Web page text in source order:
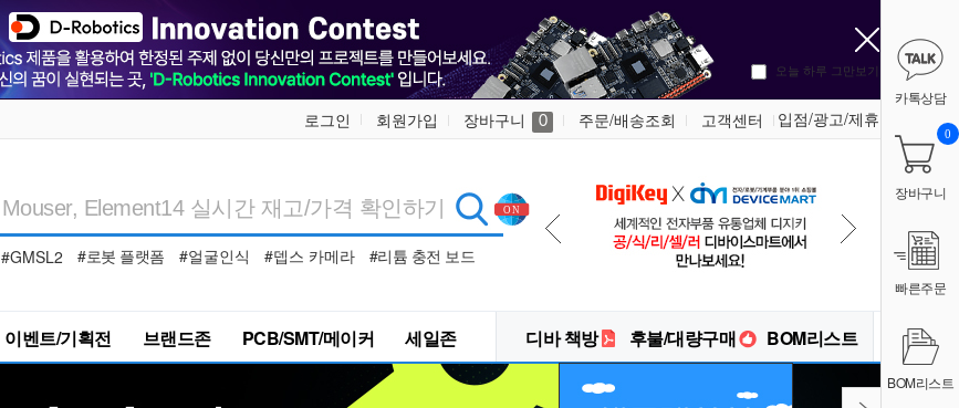
오늘 하루 그만보기
로그인 회원가입 장바구니 0 주문/배송조회 고객센터 입점/광고/제휴
#GMSL2 #로봇 플랫폼 #얼굴인식 #뎁스 카메라 #리튬 충전 보드
이벤트/기획전 브랜드존 PCB/SMT/메이커 세일존 디바 책방 후불/대량구매 BOM리스트
카톡상담
장바구니
0
빠른주문
BOM리스트